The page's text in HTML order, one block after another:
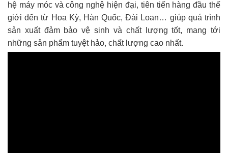
hệ máy móc và công nghệ hiện đại, tiên tiến hàng đầu thế
giới đến từ Hoa Kỳ, Hàn Quốc, Đài Loan… giúp quá trình
sản xuất đảm bảo vệ sinh và chất lượng tốt, mang tới
những sản phẩm tuyệt hảo, chất lượng cao nhất.